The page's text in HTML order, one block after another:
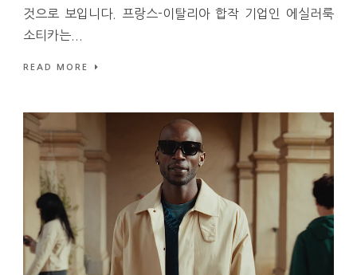
것으로 보입니다. 프랑스-이탈리아 합작 기업인 에실러룩
소티카는...
READ MORE